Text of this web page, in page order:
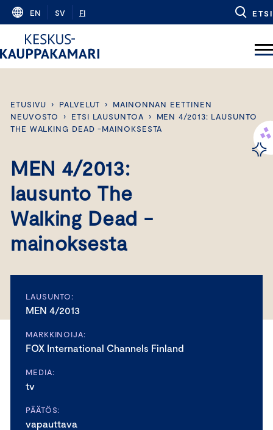
Skip
content
EN SV FI ETSI
ETUSIVU › PALVELUT ›
MAINONNAN EETTINEN
NEUVOSTO
› ETSI LAUSUNTOA ›
MEN 4/2013: LAUSUNTO
THE WALKING DEAD -MAINOKSESTA
MEN 4/2013:
lausunto The
Walking Dead -
mainoksesta
LAUSUNTO:
MEN 4/2013
MARKKINOIJA:
FOX International Channels Finland
MEDIA:
tv
PÄÄTÖS:
vapauttava